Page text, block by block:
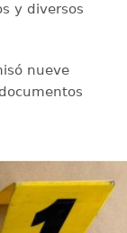
y diversos
nueve